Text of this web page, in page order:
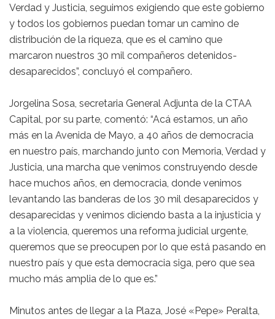
Verdad y Justicia, seguimos exigiendo que este gobierno
y todos los gobiernos puedan tomar un camino de
distribución de la riqueza, que es el camino que
marcaron nuestros 30 mil compañeros detenidos-
desaparecidos”, concluyó el compañero.
Jorgelina Sosa, secretaria General Adjunta de la CTAA
Capital, por su parte, comentó: “Acá estamos, un año
más en la Avenida de Mayo, a 40 años de democracia
en nuestro país, marchando junto con Memoria, Verdad y
Justicia, una marcha que venimos construyendo desde
hace muchos años, en democracia, donde venimos
levantando las banderas de los 30 mil desaparecidos y
desaparecidas y venimos diciendo basta a la injusticia y
a la violencia, queremos una reforma judicial urgente,
queremos que se preocupen por lo que está pasando en
nuestro país y que esta democracia siga, pero que sea
mucho más amplia de lo que es.”
Minutos antes de llegar a la Plaza, José «Pepe» Peralta,